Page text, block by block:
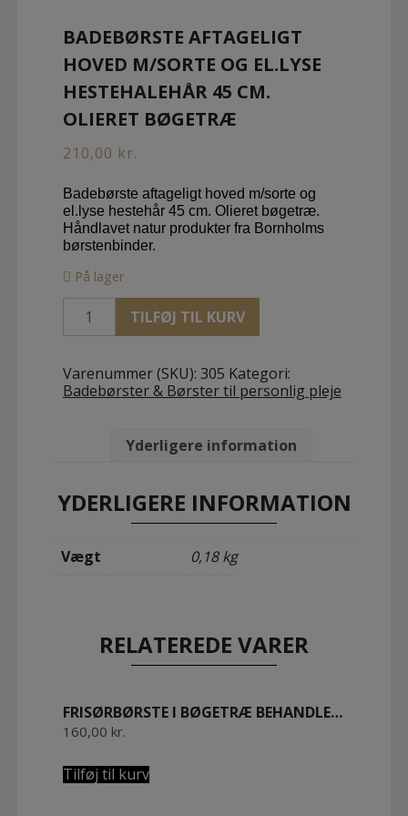
BADEBØRSTE AFTAGELIGT
HOVED M/SORTE OG EL.LYSE
HESTEHALEHÅR 45 CM.
OLIERET BØGETRÆ
210,00 kr.
Badebørste aftageligt hoved m/sorte og
el.lyse hestehår 45 cm. Olieret bøgetræ.
Håndlavet natur produkter fra Bornholms
børstenbinder.
På lager
Badebørste
aftageligt
hoved
og
el.lyse
antal
TILFØJ TIL KURV
Varenummer (SKU): 305 Kategori:
Badebørster & Børster til personlig pleje
Yderligere information
YDERLIGERE INFORMATION
Vægt 0,18 kg
RELATEREDE VARER
FRISØRBØRSTE I BØGETRÆ BEHANDLET MED BIVOKS. M/ LYSE GEDEHÅR
160,00 kr.
Tilføj til kurv